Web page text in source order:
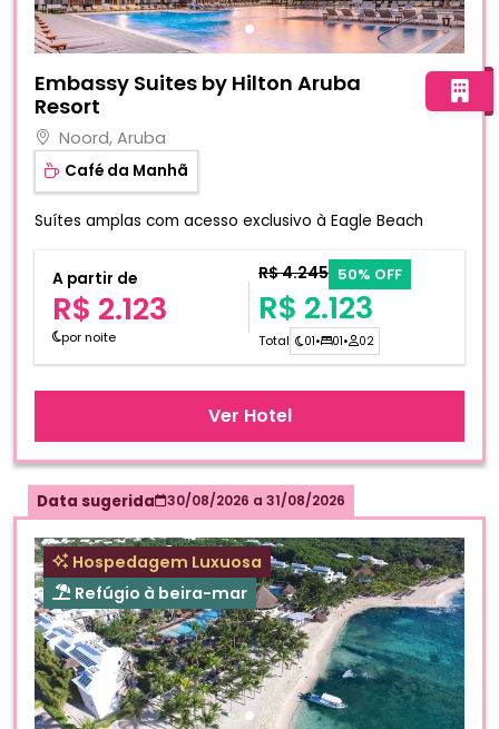
Embassy Suites by Hilton Aruba
Resort
Noord, Aruba
Café da Manhã
Suítes amplas com acesso exclusivo à Eagle Beach
A partir de
R$ 2.123
por noite
R$ 4.245 50% OFF
R$ 2.123
Total 01• 01• 02
Ver Hotel
Data sugerida 30/08/2026 a 31/08/2026
Hospedagem Luxuosa
Refúgio à beira-mar